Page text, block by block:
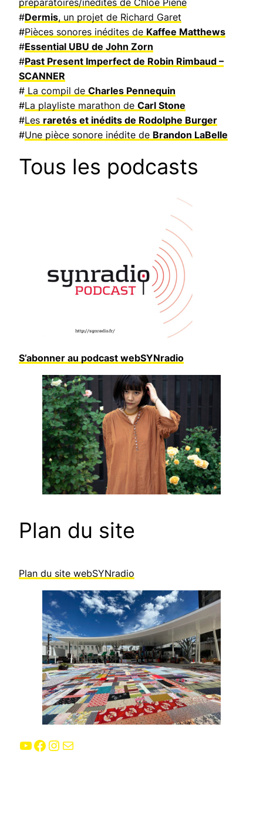
#Dermis, un projet de Richard Garet
#Pièces sonores inédites de Kaffee Matthews
#Essential UBU de John Zorn
#Past Present Imperfect de Robin Rimbaud –
SCANNER
# La compil de Charles Pennequin
#La playliste marathon de Carl Stone
#Les raretés et inédits de Rodolphe Burger
#Une pièce sonore inédite de Brandon LaBelle
Tous les podcasts
S’abonner au podcast webSYNradio
Plan du site
Plan du site webSYNradio
YouTube Facebook Instagram E-mail